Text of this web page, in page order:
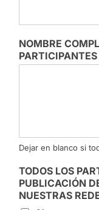
NOMBRE
Dejar en blanco si
TODOS LOS
PUBLICACIÓN
NUESTRAS